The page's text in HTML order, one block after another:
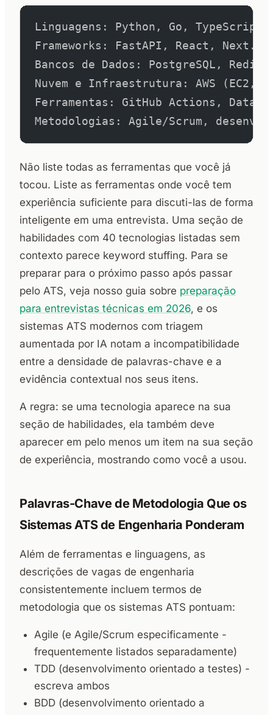
Linguagens: Python, Go, TypeScript,
Frameworks: FastAPI, React, Next.js,
Bancos de Dados: PostgreSQL,
Nuvem e Infraestrutura: AWS (EC2,
Ferramentas: GitHub Actions,
Metodologias: Agile/Scrum,
Não liste todas as ferramentas que você já
tocou. Liste as ferramentas onde você tem
experiência suficiente para discuti-las de forma
inteligente em uma entrevista. Uma seção de
habilidades com 40 tecnologias listadas sem
contexto parece keyword stuffing. Para se
preparar para o próximo passo após passar
pelo ATS, veja nosso guia sobre preparação
para entrevistas técnicas em 2026, e os
sistemas ATS modernos com triagem
aumentada por IA notam a incompatibilidade
entre a densidade de palavras-chave e a
evidência contextual nos seus itens.
A regra: se uma tecnologia aparece na sua
seção de habilidades, ela também deve
aparecer em pelo menos um item na sua seção
de experiência, mostrando como você a usou.
Palavras-Chave de Metodologia Que os
Sistemas ATS de Engenharia Ponderam
Além de ferramentas e linguagens, as
descrições de vagas de engenharia
consistentemente incluem termos de
metodologia que os sistemas ATS pontuam:
Agile (e Agile/Scrum especificamente -
frequentemente listados separadamente)
TDD (desenvolvimento orientado a testes) -
escreva ambos
BDD (desenvolvimento orientado a